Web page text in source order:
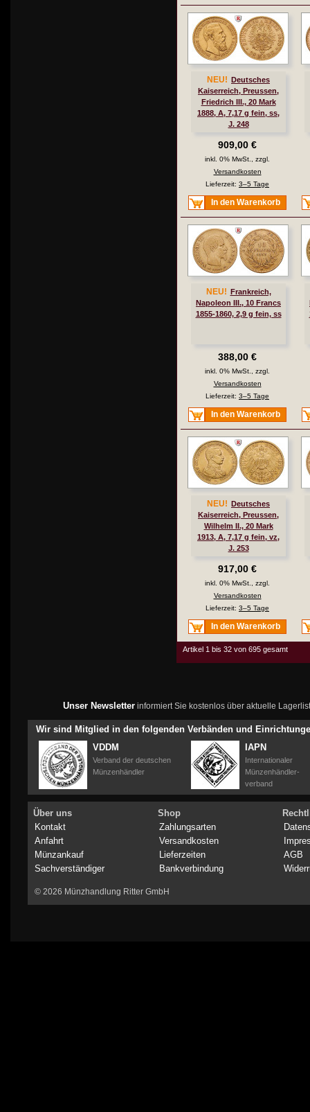
NEU!
Deutsches
Kaiserreich, Preussen,
Friedrich III., 20 Mark
1888, A, 7,17 g fein, ss,
J. 248
909,00 €
inkl. 0% MwSt., zzgl.
Versandkosten
Lieferzeit: 3–5 Tage
In den Warenkorb
NEU!
Frankreich,
Napoleon III., 10 Francs
1855-1860, 2,9 g fein, ss
388,00 €
inkl. 0% MwSt., zzgl.
Versandkosten
Lieferzeit: 3–5 Tage
In den Warenkorb
NEU!
Deutsches
Kaiserreich, Preussen,
Wilhelm II., 20 Mark
1913, A, 7,17 g fein, vz,
J. 253
917,00 €
inkl. 0% MwSt., zzgl.
Versandkosten
Lieferzeit: 3–5 Tage
In den Warenkorb
Artikel 1 bis 32 von 695 gesamt
Unser Newsletterinformiert Sie kostenlos über aktuelle
Wir sind Mitglied in den folgenden Verbänden und
VDDM
Verband der deutschen
Münzenhändler
IAPN
Internationaler
Münzenhändler-
verband
Über uns
Kontakt
Anfahrt
Münzankauf
Sachverständiger
Shop
Zahlungsarten
Versandkosten
Lieferzeiten
Bankverbindung
AGB
© 2026 Münzhandlung Ritter GmbH